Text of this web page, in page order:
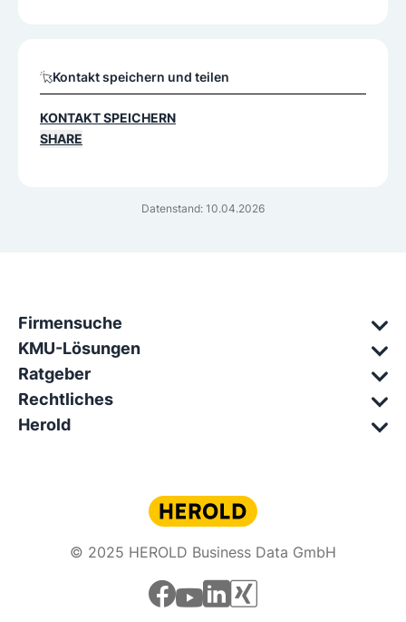
Datenstand: 10.04.2026
Kontakt speichern und teilen
KONTAKT SPEICHERN
SHARE
Firmensuche
KMU-Lösungen
Ratgeber
Rechtliches
Herold
© 2025 HEROLD Business Data GmbH